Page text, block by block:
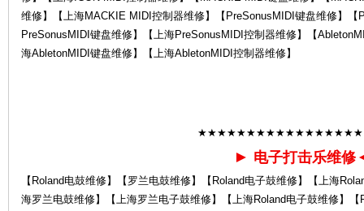
维修】【上海MACKIE MIDI控制器维修】【PreSonusMIDI键盘维修】【
PreSonusMIDI键盘维修】【上海PreSonusMIDI控制器维修】【
海AbletonMIDI键盘维修】【上海AbletonMIDI控制器维修】
► 电子打击乐维修
【Roland电鼓维修】【罗兰电鼓维修】【Roland电子鼓维修】【上海
海罗兰电鼓维修】【上海罗兰电子鼓维修】【上海Roland电子鼓维修】